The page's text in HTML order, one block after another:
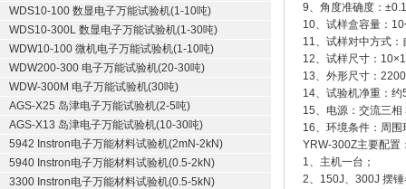
WDS10-100 数显电子万能试验机(1-10吨)
WDS10-300L 数显电子万能试验机(1-30吨)
WDW10-100 微机电子万能试验机(1-10吨)
WDW200-300 电子万能试验机(20-30吨)
WDW-300M 电子万能试验机(30吨)
AGS-X25 岛津电子万能试验机(2-5吨)
AGS-X13 岛津电子万能试验机(10-30吨)
5942 Instron电子万能材料试验机(2mN-2kN)
5940 Instron电子万能材料试验机(0.5-2kN)
3300 Instron电子万能材料试验机(0.5-5kN)
9、角度准确度：
10、试样盒容量：
11、试样对中方式：
12、试样尺寸：
13、外形尺寸：
14、试验机净重：约
15、电源：交流三
16、环境条件：周
YRW-300Z主要配置
1、主机一台；
2、150J、300J 摆